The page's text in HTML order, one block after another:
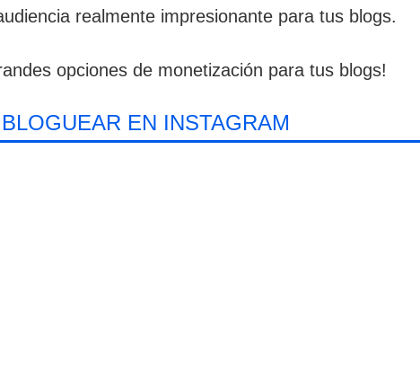
realmente impresionante para tus blogs.
opciones de monetización para tus blogs!
EN INSTAGRAM